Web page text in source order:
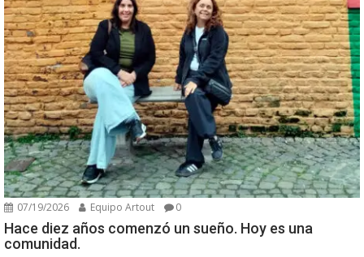
07/19/2026 Equipo Artout 0
Hace diez años comenzó un sueño. Hoy es una
comunidad.